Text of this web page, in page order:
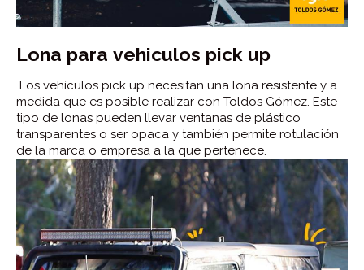
Lona para vehiculos pick up
Los vehículos pick up necesitan una lona resistente y a
medida que es posible realizar con Toldos Gómez. Este
tipo de lonas pueden llevar ventanas de plástico
transparentes o ser opaca y también permite rotulación
de la marca o empresa a la que pertenece.